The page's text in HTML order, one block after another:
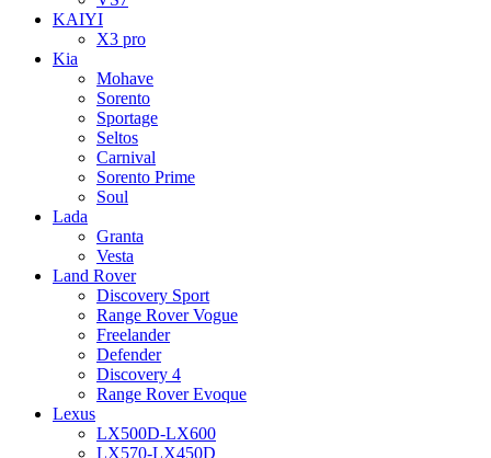
KAIYI
X3 pro
Kia
Mohave
Sorento
Sportage
Seltos
Carnival
Sorento Prime
Soul
Lada
Granta
Vesta
Land Rover
Discovery Sport
Range Rover Vogue
Freelander
Defender
Discovery 4
Range Rover Evoque
Lexus
LX500D-LX600
LX570-LX450D